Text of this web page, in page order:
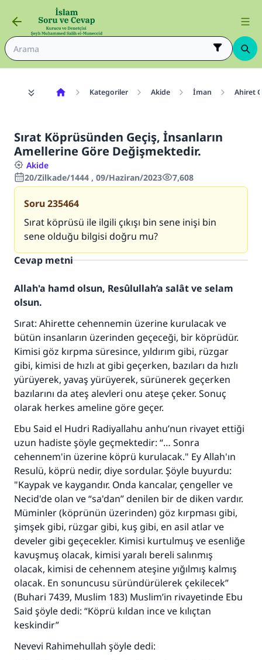
Kategoriler Akide İman Ahiret
Sırat Köprüsünden Geçiş, İnsanların
Amellerine Göre Değişmektedir.
Akide
20/Zilkade/1444 , 09/Haziran/2023
7,608
Soru235464
Sırat köprüsü ile ilgili çıkışı bin sene inişi bin
sene olduğu bilgisi doğru mu?
Cevap metni
Allah'a hamd olsun, Resûlullah’a salât ve selam
olsun.
Sırat: Ahirette cehennemin üzerine kurulacak ve
bütün insanların üzerinden geçeceği, bir köprüdür.
Kimisi göz kırpma süresince, yıldırım gibi, rüzgar
gibi, kimisi de hızlı at gibi geçerken, bazıları da hızlı
yürüyerek, yavaş yürüyerek, sürünerek geçerken
bazılarını da ateş alevleri onu ateşe çeker. Sonuç
olarak herkes ameline göre geçer.
Ebu Said el Hudri Radiyallahu anhu’nun rivayet ettiği
uzun hadiste şöyle geçmektedir: “… Sonra
cehennem'in üzerine köprü kurulacak." Ey Allah'ın
Resulü, köprü nedir, diye sordular. Şöyle buyurdu:
"Kaypak ve kaygandır. Onda kancalar, çengeller ve
Necid'de olan ve “sa'dan” denilen bir de diken vardır.
Müminler (köprünün üzerinden) göz kırpması gibi,
şimşek gibi, rüzgar gibi, kuş gibi, en asil atlar ve
develer gibi geçecekler. Kimisi kurtulmuş ve esenliğe
kavuşmuş olacak, kimisi yaralı bereli salınmış
olacak, kimisi de cehennem ateşine yığılmış kalmış
olacak. En sonuncusu süründürülerek çekilecek”
(Buhari 7439, Muslim 183) Muslim’in rivayetinde Ebu
Said şöyle dedi: “Köprü kıldan ince ve kılıçtan
keskindir”
Nevevi Rahimehullah şöyle dedi: